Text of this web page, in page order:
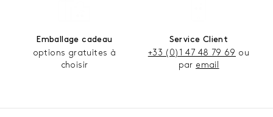
Emballage cadeau
options gratuites à
choisir
Service Client
+33 (0)1 47 48 79 69 ou
par email